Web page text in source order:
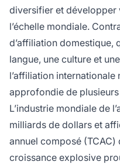
diversifier et développer
l’échelle mondiale.
d’affiliation domestique,
langue, une culture et
l’affiliation
approfondie de
L’industrie mondiale de
milliards de dollars et
annuel composé (TCAC)
croissance explosive